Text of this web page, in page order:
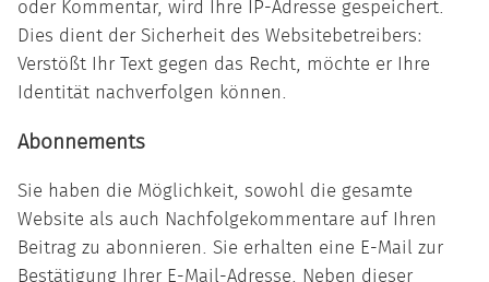
oder Kommentar, wird Ihre IP-Adresse gespeichert.
Dies dient der Sicherheit des Websitebetreibers:
Verstößt Ihr Text gegen das Recht, möchte er Ihre
Identität nachverfolgen können.
Abonnements
Sie haben die Möglichkeit, sowohl die gesamte
Website als auch Nachfolgekommentare auf Ihren
Beitrag zu abonnieren. Sie erhalten eine E-Mail zur
Bestätigung Ihrer E-Mail-Adresse. Neben dieser